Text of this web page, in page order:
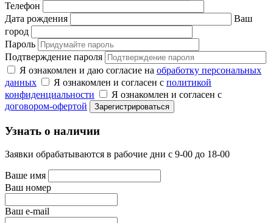
Телефон
Дата рождения
Ваш
город
Пароль
Подтверждение пароля
Я ознакомлен и даю согласие на обработку персональных
данных
Я ознакомлен и согласен с политикой
конфиденциальности
Я ознакомлен и согласен с
договором-офертой
Узнать о наличии
Заявки обрабатываются в рабочие дни с 9-00 до 18-00
Ваше имя
Ваш номер
Ваш e-mail